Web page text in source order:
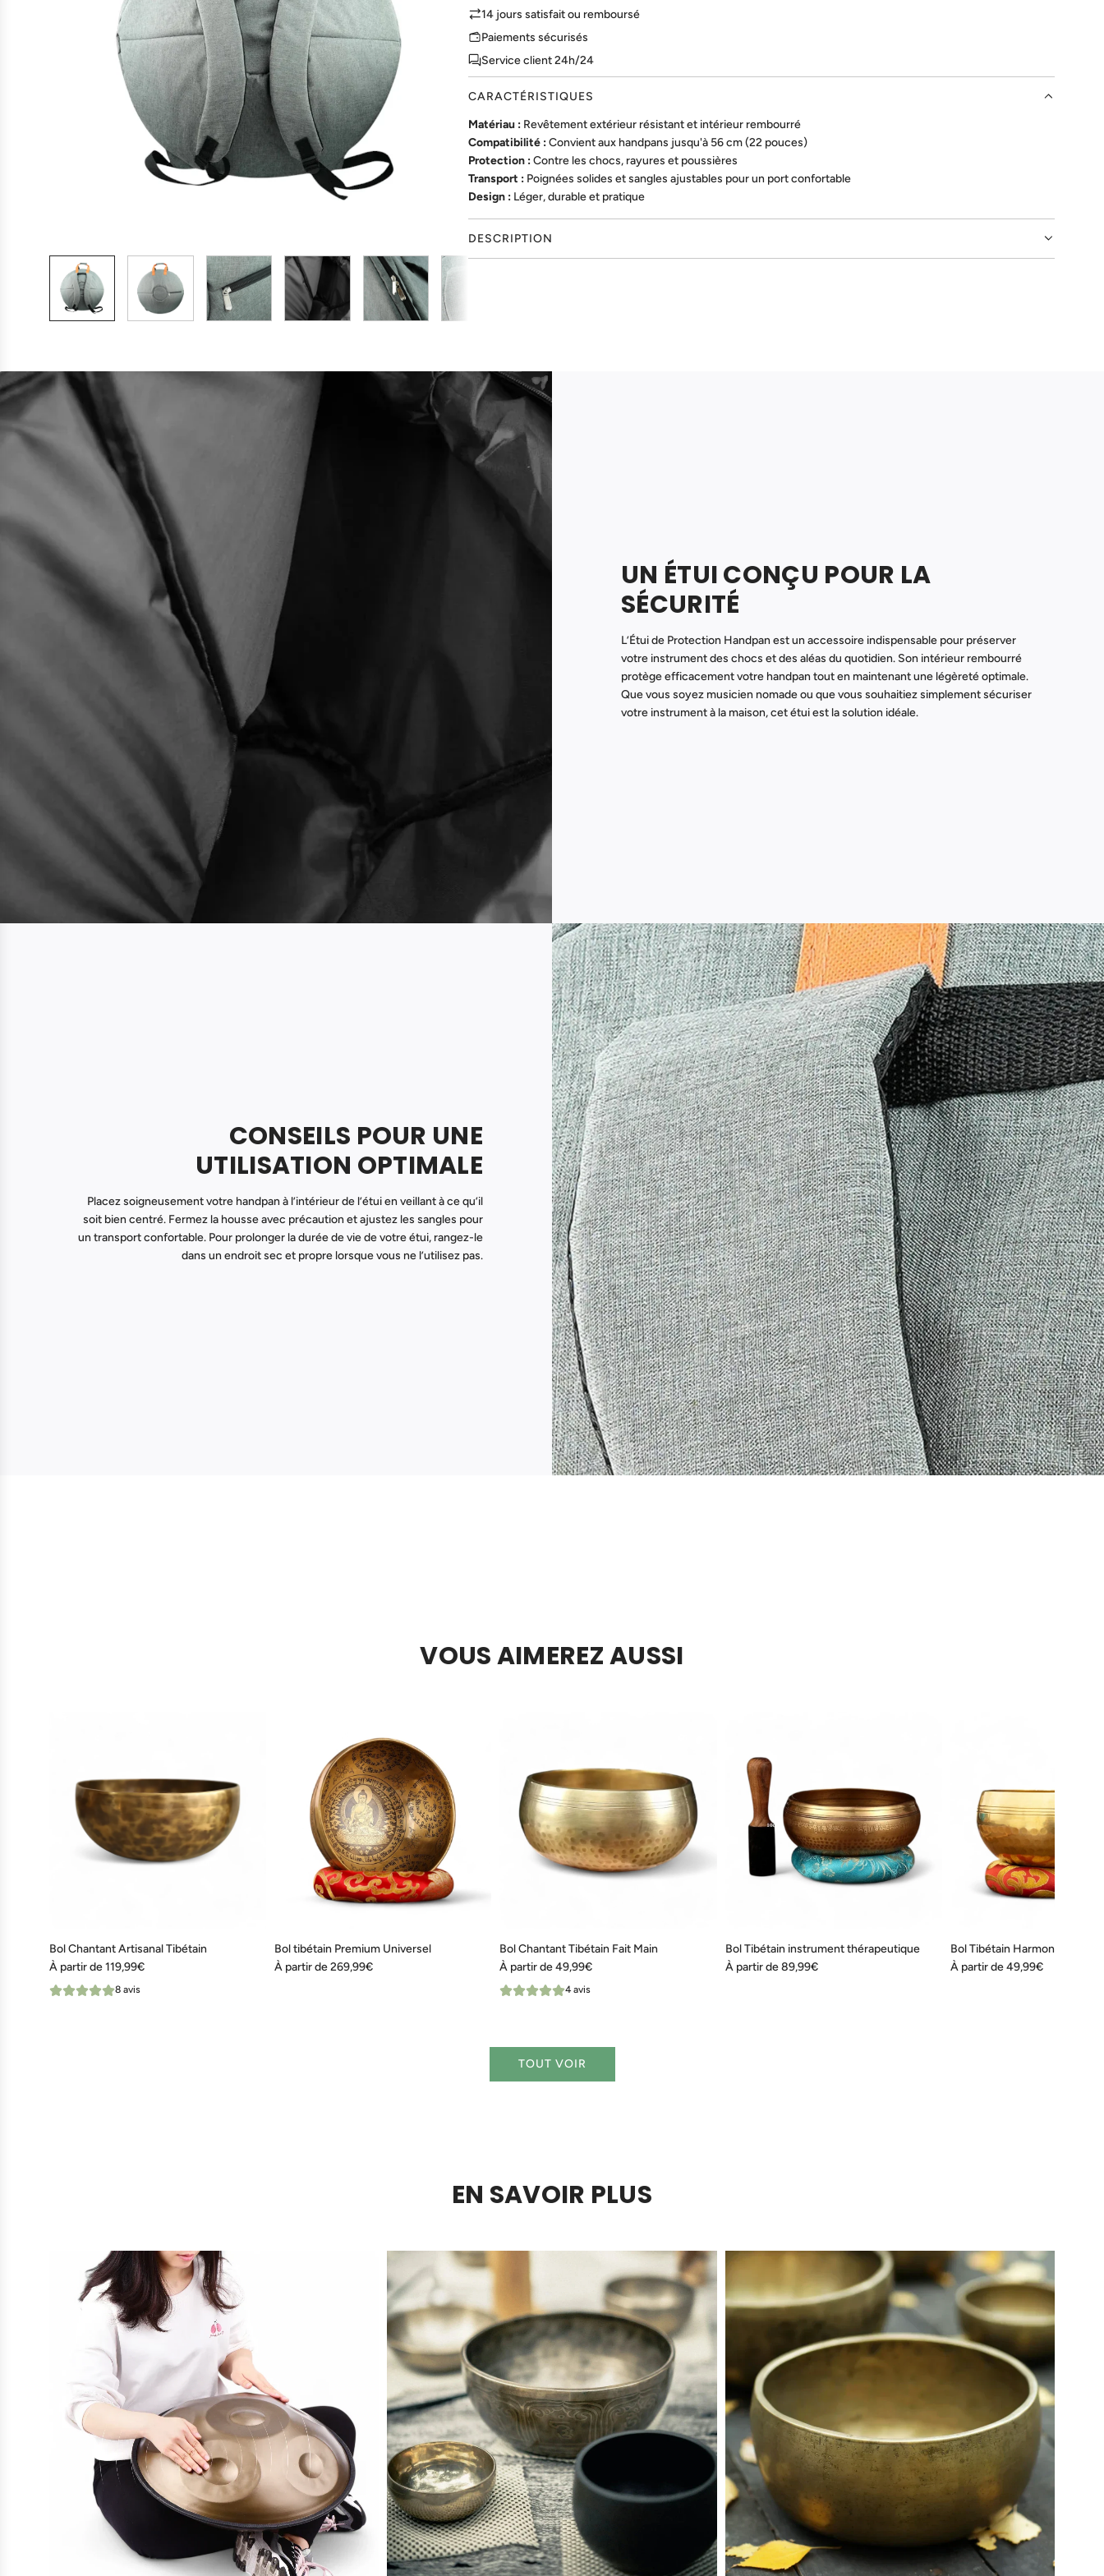
M
T
.
.
14 jours satisfait ou remboursé
Paiements sécurisés
Service client 24h/24
CARACTÉRISTIQUES
Matériau :Revêtement extérieur résistant et intérieur rembourré
Compatibilité :Convient aux handpans jusqu'à 56 cm (22 pouces)
Protection :Contre les chocs, rayures et poussières
Transport :Poignées solides et sangles ajustables pour un port confortable
Design :Léger, durable et pratique
DESCRIPTION
UN ÉTUI CONÇU POUR LA
SÉCURITÉ
L’Étui de Protection Handpan est un accessoire indispensable pour préserver
votre instrument des chocs et des aléas du quotidien. Son intérieur rembourré
protège efficacement votre handpan tout en maintenant une légèreté optimale.
Que vous soyez musicien nomade ou que vous souhaitiez simplement sécuriser
votre instrument à la maison, cet étui est la solution idéale.
CONSEILS POUR UNE
UTILISATION OPTIMALE
Placez soigneusement votre handpan à l’intérieur de l’étui en veillant à ce qu’il
soit bien centré. Fermez la housse avec précaution et ajustez les sangles pour
un transport confortable. Pour prolonger la durée de vie de votre étui, rangez-le
dans un endroit sec et propre lorsque vous ne l’utilisez pas.
VOUS AIMEREZ AUSSI
Bol Chantant Artisanal Tibétain
À partir de119,99€
8 avis
Bol tibétain Premium Universel
À partir de269,99€
Bol Chantant Tibétain Fait Main
À partir de 49,99€
4 avis
Bol Tibétain instrument thérapeutique
À partir de89,99€
Bol Tibétain Harmonie
À partir de49,99€
TOUT VOIR
EN SAVOIR PLUS